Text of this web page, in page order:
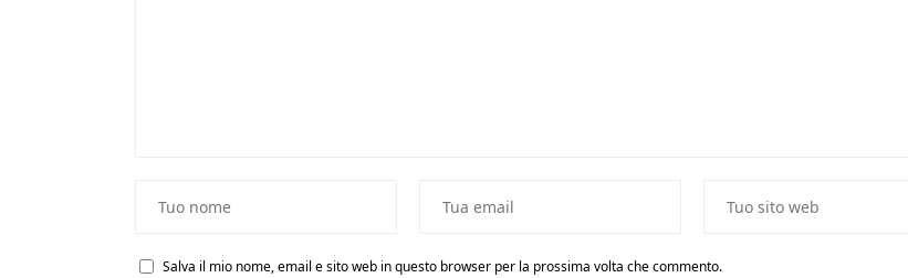
Salva il mio nome, email e sito web in questo browser per la prossima volta che commento.